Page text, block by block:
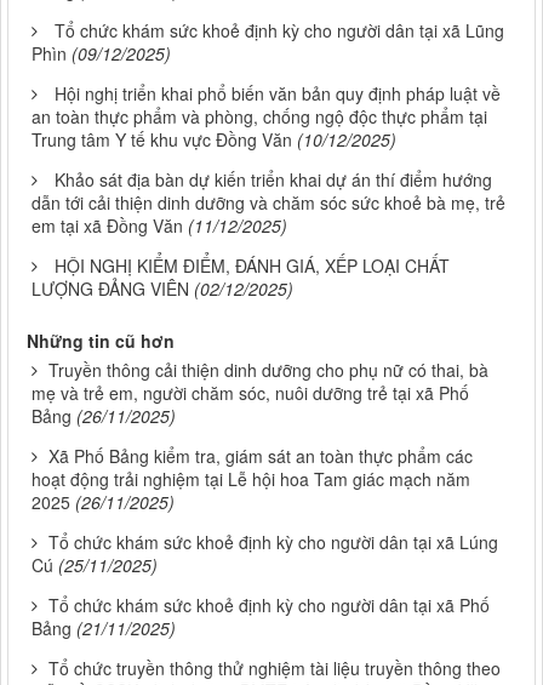
Tổ chức khám sức khoẻ định kỳ cho người dân tại xã Lũng
Phìn (09/12/2025)
Hội nghị triển khai phổ biến văn bản quy định pháp luật về
an toàn thực phẩm và phòng, chống ngộ độc thực phẩm tại
Trung tâm Y tế khu vực Đồng Văn (10/12/2025)
Khảo sát địa bàn dự kiến triển khai dự án thí điểm hướng
dẫn tới cải thiện dinh dưỡng và chăm sóc sức khoẻ bà mẹ, trẻ
em tại xã Đồng Văn (11/12/2025)
HỘI NGHỊ KIỂM ĐIỂM, ĐÁNH GIÁ, XẾP LOẠI CHẤT
LƯỢNG ĐẢNG VIÊN (02/12/2025)
Những tin cũ hơn
Truyền thông cải thiện dinh dưỡng cho phụ nữ có thai, bà
mẹ và trẻ em, người chăm sóc, nuôi dưỡng trẻ tại xã Phố
Bảng (26/11/2025)
Xã Phố Bảng kiểm tra, giám sát an toàn thực phẩm các
hoạt động trải nghiệm tại Lễ hội hoa Tam giác mạch năm
2025 (26/11/2025)
Tổ chức khám sức khoẻ định kỳ cho người dân tại xã Lúng
Cú (25/11/2025)
Tổ chức khám sức khoẻ định kỳ cho người dân tại xã Phố
Bảng (21/11/2025)
Tổ chức truyền thông thử nghiệm tài liệu truyền thông theo